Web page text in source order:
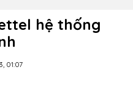
hệ thống
01:07